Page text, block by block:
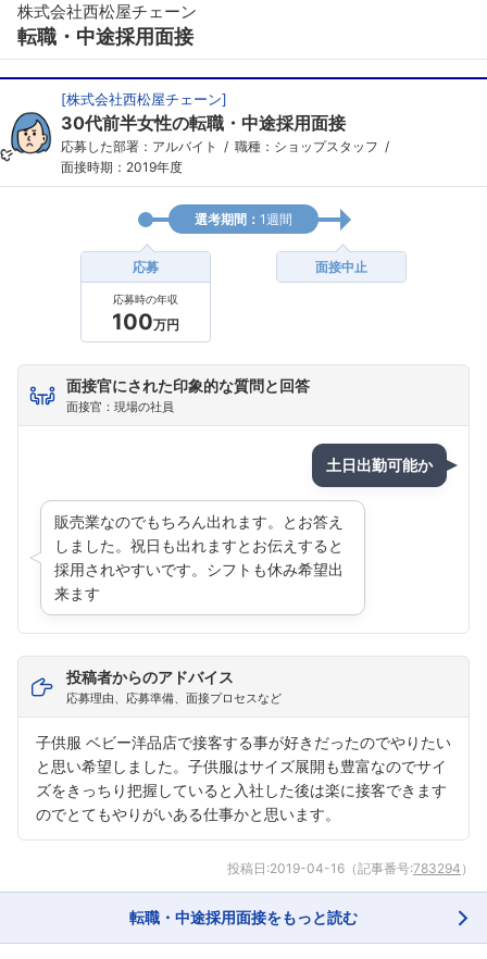
フォローしました
こちらの企業もフォローしませんか？
株式会社西松屋チェーン
転職・中途採用面接
[株式会社西松屋チェーン]
30代前半女性の転職・中途採用面接
応募した部署：アルバイト
職種：ショップスタッフ
面接時期：2019年度
選考期間： 1週間
応募
応募時の年収
100万円
面接中止
面接官にされた印象的な質問と回答
面接官：現場の社員
土日出勤可能か
販売業なのでもちろん出れます。とお答え
しました。祝日も出れますとお伝えすると
採用されやすいです。シフトも休み希望出
来ます
投稿者からのアドバイス
応募理由、応募準備、面接プロセスなど
子供服 ベビー洋品店で接客する事が好きだったのでやりたい
と思い希望しました。子供服はサイズ展開も豊富なのでサイ
ズをきっちり把握していると入社した後は楽に接客できます
のでとてもやりがいある仕事かと思います。
投稿日:2019-04-16 （記事番号:783294 ）
転職・中途採用面接をもっと読む